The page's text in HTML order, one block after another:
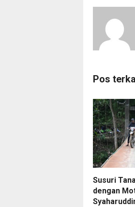
Pos
Susuri
dengan